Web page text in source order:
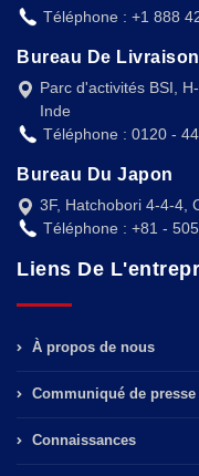
Téléphone : +1 888
Bureau De
Parc d'activités BSI,
Inde
Téléphone : 0120 -
Bureau Du Japon
3F, Hatchobori 4-4-4,
Téléphone : +81 -
Liens De
À propos de nous
Communiqué de presse
Connaissances